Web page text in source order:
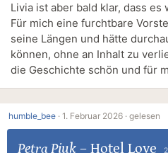
Livia ist aber bald klar, dass
Für mich eine furchtbare
seine Längen und hätte
können, ohne an Inhalt zu
die Geschichte schön und für
humble_bee · 1. Februar 2026 · gelesen
Petra Piuk– Hotel Love